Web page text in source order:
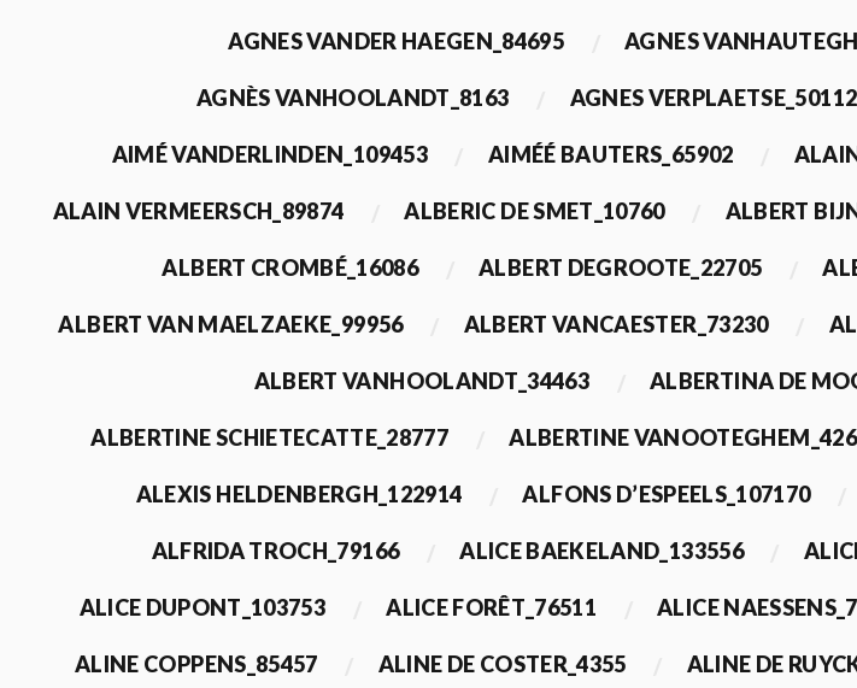
AGNES VANDER HAEGEN_84695 AGNES
AGNÈS VANHOOLANDT_8163 AGNES VERPLAETSE_50112
AIMÉ VANDERLINDEN_109453 AIMÉÉ BAUTERS_65902
ALAIN VERMEERSCH_89874 ALBERIC DE SMET_10760 ALBERT
ALBERT CROMBÉ_16086 ALBERT DEGROOTE_22705
ALBERT VAN MAELZAEKE_99956 ALBERT VANCAESTER_73230
ALBERT VANHOOLANDT_34463 ALBERTINA DE
ALBERTINE SCHIETECATTE_28777 ALBERTINE
ALEXIS HELDENBERGH_122914 ALFONS D’ESPEELS_107170
ALFRIDA TROCH_79166 ALICE BAEKELAND_133556
ALICE DUPONT_103753 ALICE FORÊT_76511 ALICE
ALINE COPPENS_85457 ALINE DE COSTER_4355 ALINE DE